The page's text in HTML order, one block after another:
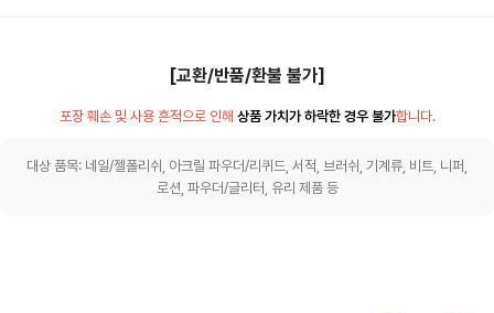
[교환/반품/환불 불가]
포장 훼손 및 사용 흔적으로 인해 상품 가치가 하락한 경우 불가합니다.
대상 품목: 네일/젤폴리쉬, 아크릴 파우더/리퀴드, 서적, 브러쉬, 기계류, 비트, 니퍼,
로션, 파우더/글리터, 유리 제품 등